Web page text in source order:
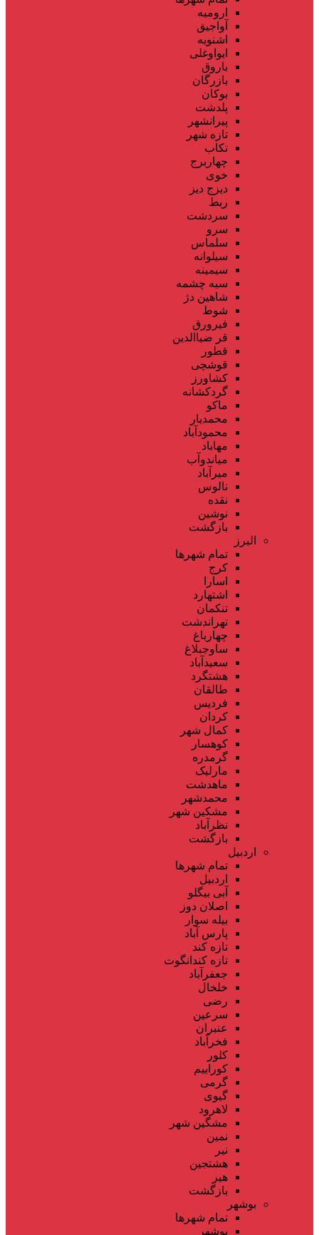
ارومیه
آواجیق
اشنویه
ایواوغلی
باروق
بازرگان
بوکان
پلدشت
پیرانشهر
تازه شهر
تکاب
چهاربرج
خوی
دیزج دیز
ربط
سردشت
سرو
سلماس
سیلوانه
سیمینه
سیه چشمه
شاهین دژ
شوط
فیرورق
قر ضیاالدین
قطور
قوشچی
کشاورز
گردکشانه
ماکو
محمدیار
محمودآباد
مهاباد
میاندوآب
میرآباد
نالوس
نقده
نوشین
بازگشت
البرز
تمام شهر‌ها
کرج
اسارا
اشتهارد
تنکمان
تهراندشت
چهارباغ
ساوجبلاغ
سعیدآباد
هشتگرد
طالقان
فردیس
کردان
کمال شهر
کوهسار
گرمدره
مارلیک
ماهدشت
محمدشهر
مشکین شهر
نظرآباد
بازگشت
اردبیل
تمام شهر‌ها
اردبیل
آبی بیگلو
اصلان دوز
بیله سوار
پارس آباد
تازه کند
تازه کندانگوت
جعفرآباد
خلخال
رضی
سرعین
عنبران
فخرآباد
کلور
کوراییم
گرمی
گیوی
لاهرود
مشگین شهر
نمین
نیر
هشتجین
هیر
بازگشت
بوشهر
تمام شهر‌ها
بوشهر